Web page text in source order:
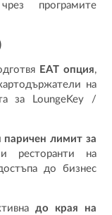
програмите
EAT опция,
на
за LoungeKey /
паричен лимит за
ресторанти на
до бизнес
до края на